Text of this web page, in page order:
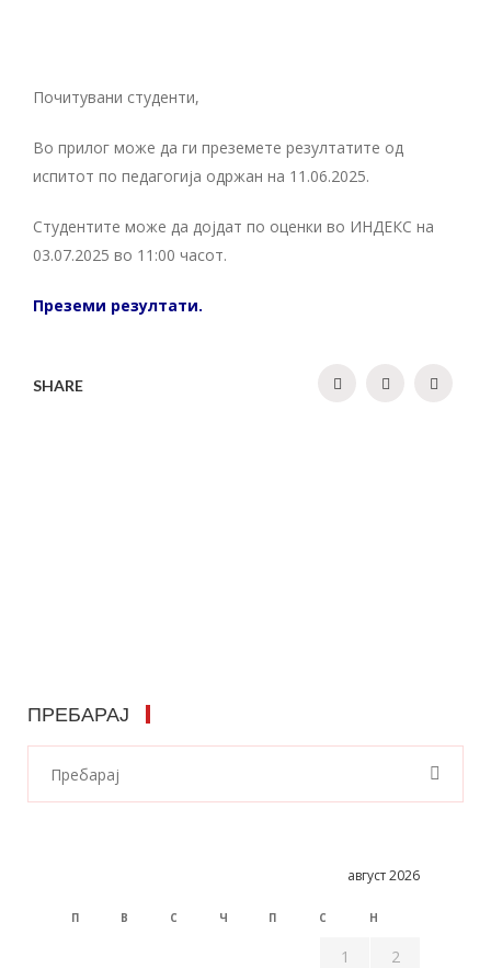
Почитувани студенти,
Во прилог може да ги преземете резултатите од
испитот по педагогија одржан на 11.06.2025.
Студентите може да дојдат по оценки во ИНДЕКС на
03.07.2025 во 11:00 часот.
Преземи резултати.
SHARE
ПРЕБАРАЈ
август 2026
П В С Ч П С Н
1
2